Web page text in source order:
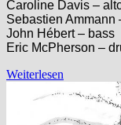
Caroline Davis –
Sebastien Ammann
John Hébert – bass
Eric McPherson –
Weiterlesen